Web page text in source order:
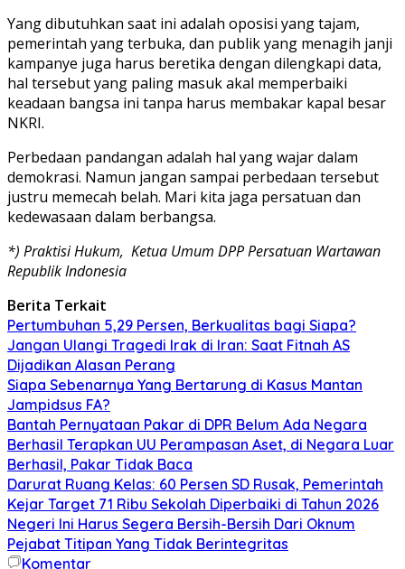
Yang dibutuhkan saat ini adalah oposisi yang tajam,
pemerintah yang terbuka, dan publik yang menagih janji
kampanye juga harus beretika dengan dilengkapi data,
hal tersebut yang paling masuk akal memperbaiki
keadaan bangsa ini tanpa harus membakar kapal besar
NKRI.
Perbedaan pandangan adalah hal yang wajar dalam
demokrasi. Namun jangan sampai perbedaan tersebut
justru memecah belah. Mari kita jaga persatuan dan
kedewasaan dalam berbangsa.
*) Praktisi Hukum, Ketua Umum DPP Persatuan Wartawan
Republik Indonesia
Berita Terkait
Pertumbuhan 5,29 Persen, Berkualitas bagi Siapa?
Jangan Ulangi Tragedi Irak di Iran: Saat Fitnah AS
Dijadikan Alasan Perang
Siapa Sebenarnya Yang Bertarung di Kasus Mantan
Jampidsus FA?
Bantah Pernyataan Pakar di DPR Belum Ada Negara
Berhasil Terapkan UU Perampasan Aset, di Negara Luar
Berhasil, Pakar Tidak Baca
Darurat Ruang Kelas: 60 Persen SD Rusak, Pemerintah
Kejar Target 71 Ribu Sekolah Diperbaiki di Tahun 2026
Negeri Ini Harus Segera Bersih-Bersih Dari Oknum
Pejabat Titipan Yang Tidak Berintegritas
Komentar